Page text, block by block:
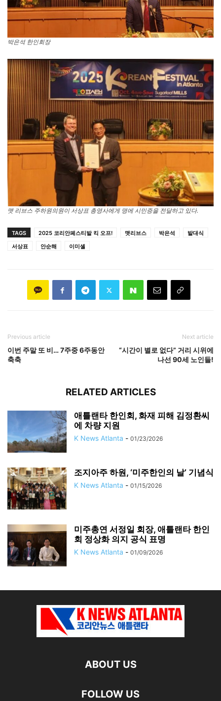
박은석 한인회장
맷 리브스 주하원의원이 서상표 총영사에게 명에 시민증을 전달하고 있다.
TAGS 2025 코리안페스티발 킥 오프! 맷리브스 박은석
발대식
서상표
안순해 이미셸
Previous article
이번 주말 또 비… 7주중 6주동안
축축
Next article
“시간이 별로 없다” 거리 시위에
나선 90세 노인들!
RELATED ARTICLES
애틀랜타 한인회, 화재 피해 김정환씨
에 차량 지원
K News Atlanta - 01/23/2026
조지아주 하원, ‘미주한인의 날’ 기념식
K News Atlanta - 01/15/2026
미주총연 서정일 회장, 애틀랜타 한인
회 정상화 의지 공식 표명
K News Atlanta - 01/09/2026
ABOUT US
FOLLOW US